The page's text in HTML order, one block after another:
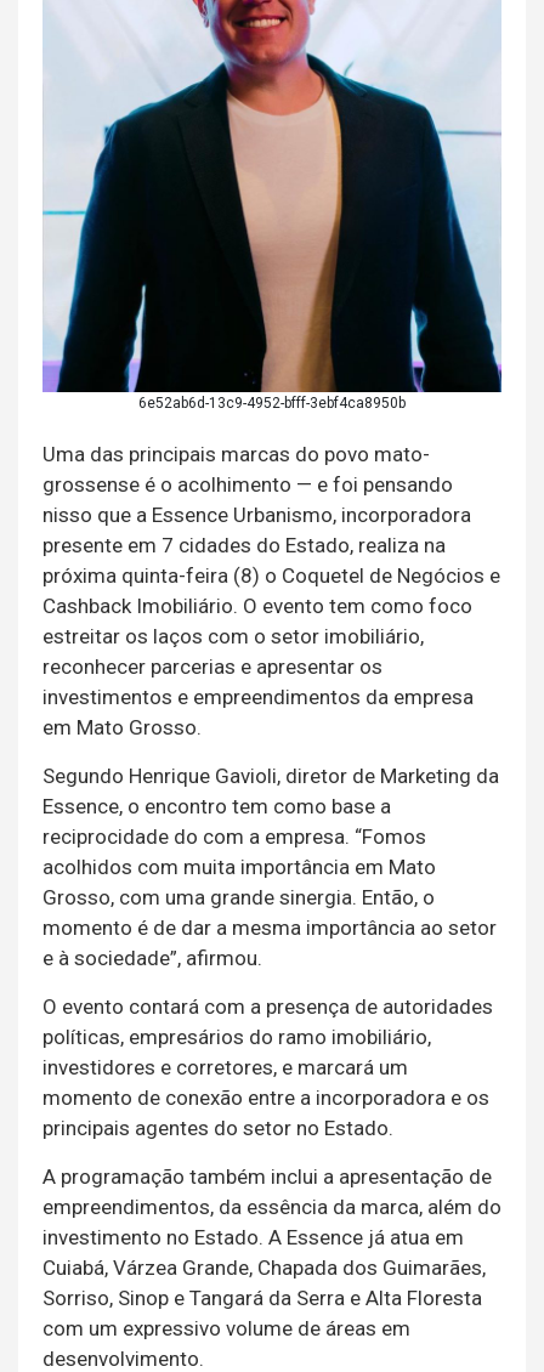
6e52ab6d-13c9-4952-bfff-3ebf4ca8950b
Uma das principais marcas do povo mato-
grossense é o acolhimento — e foi pensando
nisso que a Essence Urbanismo, incorporadora
presente em 7 cidades do Estado, realiza na
próxima quinta-feira (8) o Coquetel de Negócios e
Cashback Imobiliário. O evento tem como foco
estreitar os laços com o setor imobiliário,
reconhecer parcerias e apresentar os
investimentos e empreendimentos da empresa
em Mato Grosso.
Segundo Henrique Gavioli, diretor de Marketing da
Essence, o encontro tem como base a
reciprocidade do com a empresa. “Fomos
acolhidos com muita importância em Mato
Grosso, com uma grande sinergia. Então, o
momento é de dar a mesma importância ao setor
e à sociedade”, afirmou.
O evento contará com a presença de autoridades
políticas, empresários do ramo imobiliário,
investidores e corretores, e marcará um
momento de conexão entre a incorporadora e os
principais agentes do setor no Estado.
A programação também inclui a apresentação de
empreendimentos, da essência da marca, além do
investimento no Estado. A Essence já atua em
Cuiabá, Várzea Grande, Chapada dos Guimarães,
Sorriso, Sinop e Tangará da Serra e Alta Floresta
com um expressivo volume de áreas em
desenvolvimento.